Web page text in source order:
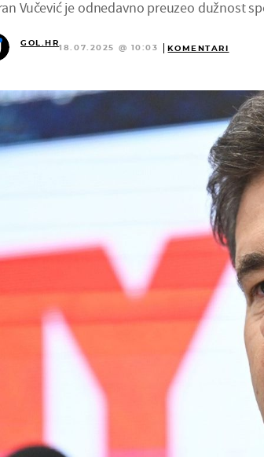
Vučević je odnedavno preuzeo dužnost
GOL.HR
18.07.2025 @ 10:03 KOMENTARI